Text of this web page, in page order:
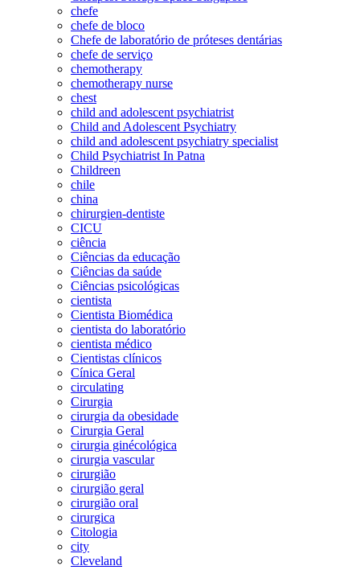
chefe
chefe de bloco
Chefe de laboratório de próteses dentárias
chefe de serviço
chemotherapy
chemotherapy nurse
chest
child and adolescent psychiatrist
Child and Adolescent Psychiatry
child and adolescent psychiatry specialist
Child Psychiatrist In Patna
Childreen
chile
china
chirurgien-dentiste
CICU
ciência
Ciências da educação
Ciências da saúde
Ciências psicológicas
cientista
Cientista Biomédica
cientista do laboratório
cientista médico
Cientistas clínicos
Cínica Geral
circulating
Cirurgia
cirurgia da obesidade
Cirurgia Geral
cirurgia ginécológica
cirurgia vascular
cirurgião
cirurgião geral
cirurgião oral
cirurgica
Citologia
city
Cleveland